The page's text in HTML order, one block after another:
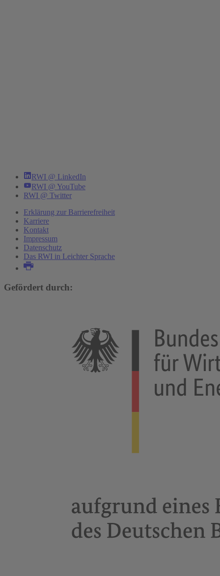
RWI @ LinkedIn
RWI @ YouTube
RWI @ Twitter
Erklärung zur Barrierefreiheit
Karriere
Kontakt
Impressum
Datenschutz
Das RWI in Leichter Sprache
Gefördert durch: